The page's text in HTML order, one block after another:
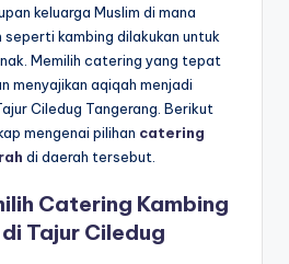
keluarga Muslim di mana
kambing dilakukan untuk
Memilih catering yang tepat
menyajikan aqiqah menjadi
Ciledug Tangerang. Berikut
mengenai pilihan catering
di daerah tersebut.
Catering Kambing
Tajur Ciledug